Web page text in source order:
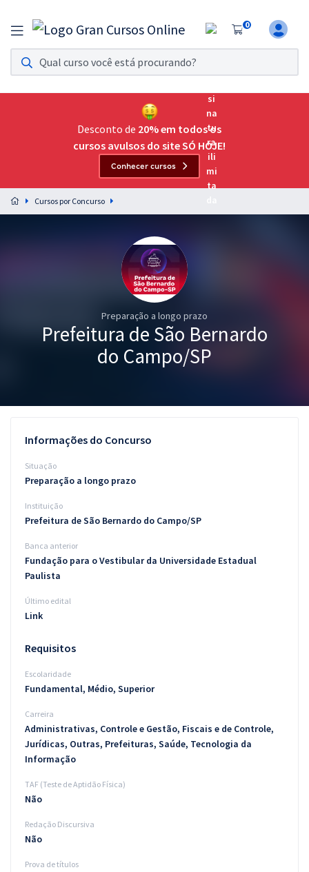
0
Assinatura Ilimitada 11
Acesso a todos os cursos. Teste grátis por 7 dias!
Assinatura OAB Até Passar
Acesso ilimitado a toda preparação para o Exame da
Preparação completa e intensiva para as principais
residências em saúde do Brasil
Conteúdo gratuito
Blog
Atendimento
Desconto de 20% em todos os
cursos avulsos do site SÓ HOJE!
Conhecer cursos
Cursos por Concurso
Preparação a longo prazo
Prefeitura de São Bernardo
do Campo/SP
Informações do Concurso
Situação
Preparação a longo prazo
Instituição
Prefeitura de São Bernardo do Campo/SP
Banca anterior
Fundação para o Vestibular da Universidade Estadual
Paulista
Último edital
Link
Requisitos
Escolaridade
Fundamental, Médio, Superior
Carreira
Administrativas, Controle e Gestão, Fiscais e de Controle,
Jurídicas, Outras, Prefeituras, Saúde, Tecnologia da
Informação
TAF (Teste de Aptidão Física)
Não
Redação Discursiva
Não
Prova de títulos